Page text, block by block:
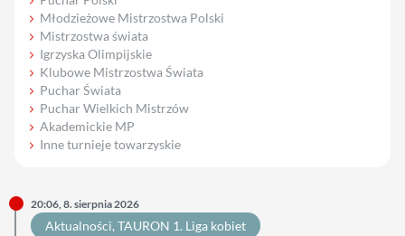
Młodzieżowe Mistrzostwa Polski
Mistrzostwa świata
Igrzyska Olimpijskie
Klubowe Mistrzostwa Świata
Puchar Świata
Puchar Wielkich Mistrzów
Akademickie MP
Inne turnieje towarzyskie
20:06, 8. sierpnia 2026
Aktualności, TAURON 1. Liga kobiet